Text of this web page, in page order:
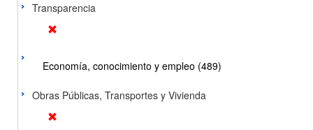
Transparencia
Economía, conocimiento y empleo (489)
Obras Públicas, Transportes y Vivienda